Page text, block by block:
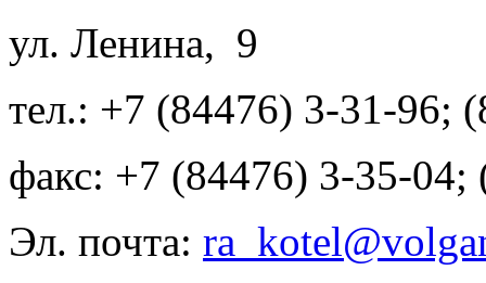
ул. Ленина, 9
тел.: +7 (84476) 3-31-96;
факс: +7 (84476) 3-35-04;
Эл. почта: